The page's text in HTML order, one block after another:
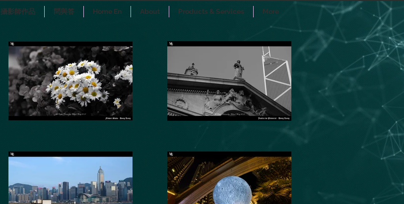
攝影師作品 問與答 Home En About Products & Services More